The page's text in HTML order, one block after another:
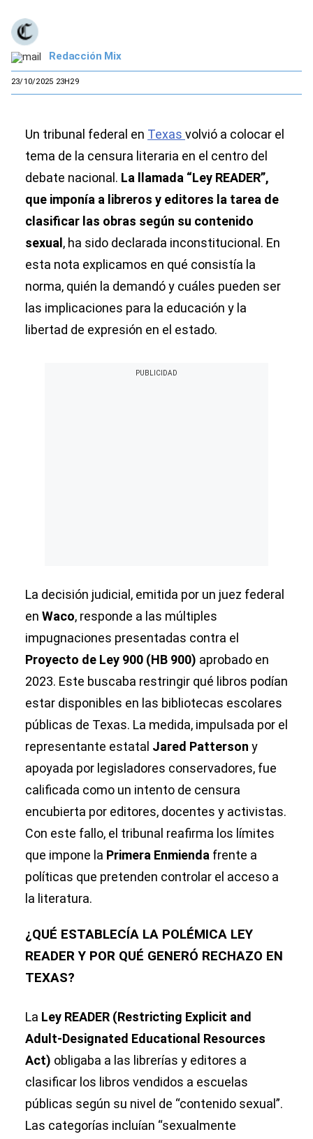
Redacción Mix
23/10/2025 23H29
Un tribunal federal en Texas volvió a colocar el
tema de la censura literaria en el centro del
debate nacional. La llamada “Ley READER”,
que imponía a libreros y editores la tarea de
clasificar las obras según su contenido
sexual , ha sido declarada inconstitucional. En
esta nota explicamos en qué consistía la
norma, quién la demandó y cuáles pueden ser
las implicaciones para la educación y la
libertad de expresión en el estado.
La decisión judicial, emitida por un juez federal
en Waco, responde a las múltiples
impugnaciones presentadas contra el
Proyecto de Ley 900 (HB 900) aprobado en
2023. Este buscaba restringir qué libros podían
estar disponibles en las bibliotecas escolares
públicas de Texas. La medida, impulsada por el
representante estatal Jared Patterson y
apoyada por legisladores conservadores, fue
calificada como un intento de censura
encubierta por editores, docentes y activistas.
Con este fallo, el tribunal reafirma los límites
que impone la Primera Enmienda frente a
políticas que pretenden controlar el acceso a
la literatura.
¿QUÉ ESTABLECÍA LA POLÉMICA LEY
READER Y POR QUÉ GENERÓ RECHAZO EN
TEXAS?
La Ley READER (Restricting Explicit and
Adult-Designated Educational Resources
Act) obligaba a las librerías y editores a
clasificar los libros vendidos a escuelas
públicas según su nivel de “contenido sexual”.
Las categorías incluían “sexualmente